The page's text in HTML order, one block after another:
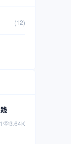
(12)
1 3.64K